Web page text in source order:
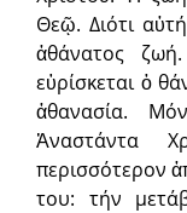
Θεῷ. Διότι
ἀθάνατος
εὑρίσκεται ὁ
ἀθανασία.
Ἀναστάντα
περισσότερον
του: τήν